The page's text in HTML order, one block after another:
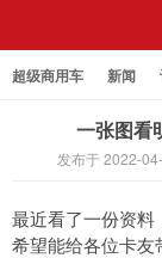
超级商用车 新闻
一张图看
发布于 2022-
最近看了一份资料
希望能给各位卡友